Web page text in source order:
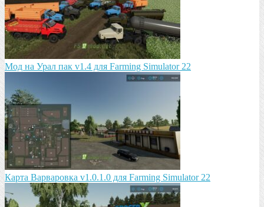
Мод на Урал пак v1.4 для Farming Simulator 22
Карта Варваровка v1.0.1.0 для Farming Simulator 22